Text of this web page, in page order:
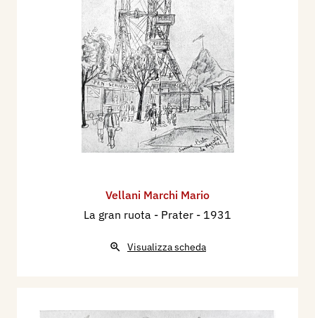
Vellani Marchi Mario
La gran ruota - Prater - 1931
Visualizza scheda